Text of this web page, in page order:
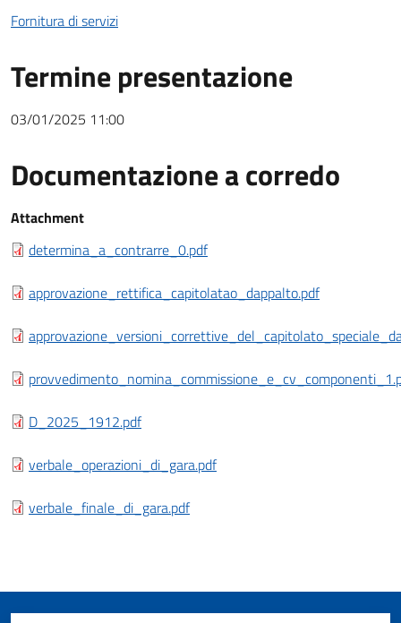
Fornitura di servizi
Termine presentazione
03/01/2025 11:00
Documentazione a corredo
Documentazione a corredo
Attachment
determina_a_contrarre_0.pdf
approvazione_rettifica_capitolatao_dappalto.pdf
D_2025_1912.pdf
verbale_operazioni_di_gara.pdf
verbale_finale_di_gara.pdf